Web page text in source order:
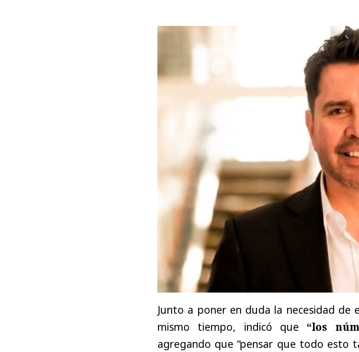
Junto a poner en duda la necesidad de
mismo tiempo, indicó que “los
agregando que “pensar que todo esto